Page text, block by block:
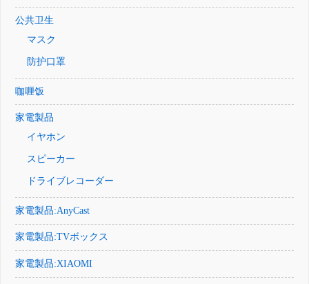
公共卫生
マスク
防护口罩
咖喱饭
家電製品
イヤホン
スピーカー
ドライブレコーダー
家電製品:AnyCast
家電製品:TVボックス
家電製品:XIAOMI